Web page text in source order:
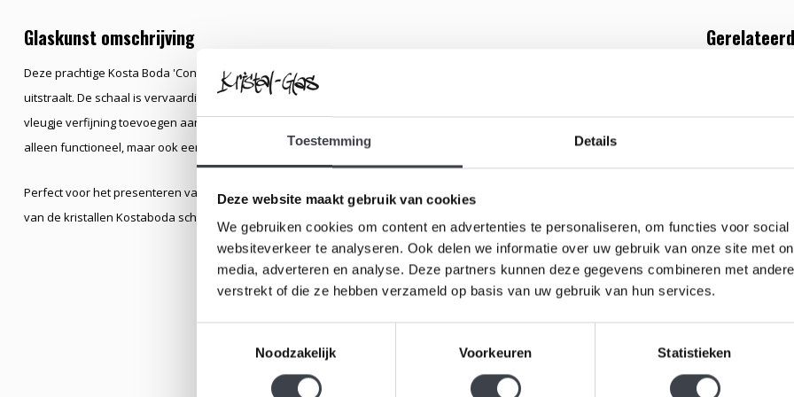
Toestemming Details
Deze website maakt gebruik van cookies
We gebruiken cookies om content en advertenties te personaliseren, om functies voor
websiteverkeer te analyseren. Ook delen we informatie over uw gebruik van onze site met
media, adverteren en analyse. Deze partners kunnen deze gegevens combineren met
verstrekt of die ze hebben verzameld op basis van uw gebruik van hun services.
Noodzakelijk
Voorkeuren Statistieken
Glaskunst omschrijving
Deze prachtige Kosta Boda 'Contrast' glazen schaal is een handgemaakt meesterwerk dat elegantie en vakmanschap
uitstraalt. De schaal is vervaardigd uit helder, transparant glas en wordt verfraaid met subtiele witte accenten die een
vleugje verfijning toevoegen aan het ontwerp. Met zijn tijdloze uitstraling en kunstzinnige details is deze schaal niet
alleen functioneel, maar ook een stijlvolle toevoeging aan elk interieur.
Perfect voor het presenteren van fruit, decoratieve objecten, of gewoon als een op zichzelf staand kunstwerk.De hoogte
van de kristallen Kostaboda schaal is ± 9cm. De kristallen schaal heeft een diameter van ± 16cm.